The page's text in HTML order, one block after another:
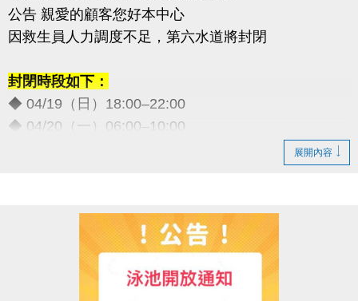
公告 親愛的顧客您好本中心
因救生員人力調度不足，第六水道將封閉
封閉時段如下：
◆ 04/19（日）18:00–22:00
◆ 04/20（一）06:00–10:00
造成不便敬請見諒，感謝您的理解與配合
-洽詢專線：03-2639066 #115、116
展開內容